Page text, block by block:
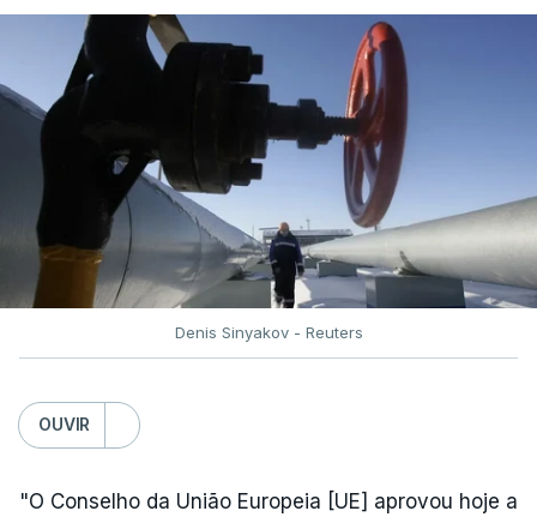
Denis Sinyakov - Reuters
OUVIR
"O Conselho da União Europeia [UE] aprovou hoje a